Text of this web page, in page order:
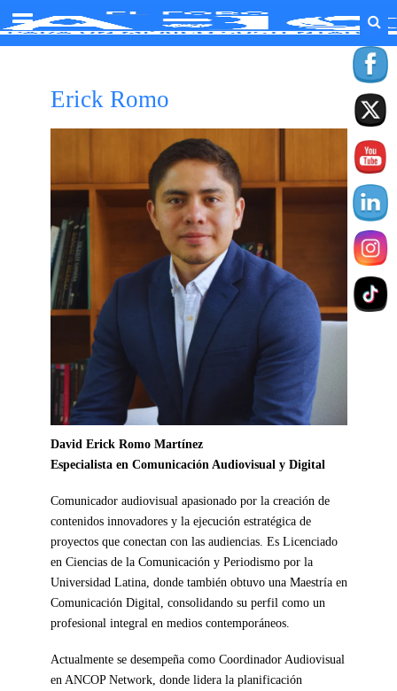
Erick Romo
David Erick Romo Martínez
Especialista en Comunicación Audiovisual y Digital
Comunicador audiovisual apasionado por la creación de
contenidos innovadores y la ejecución estratégica de
proyectos que conectan con las audiencias. Es Licenciado
en Ciencias de la Comunicación y Periodismo por la
Universidad Latina, donde también obtuvo una Maestría en
Comunicación Digital, consolidando su perfil como un
profesional integral en medios contemporáneos.
Actualmente se desempeña como Coordinador Audiovisual
en ANCOP Network, donde lidera la planificación